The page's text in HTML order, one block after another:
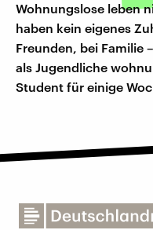
Wohnungslose leben
haben kein eigenes
Freunden, bei Familie
als Jugendliche
Student für einige